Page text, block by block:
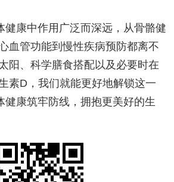
健康中作用广泛而深远，从骨骼健
血管功能到慢性疾病预防都离不
阳、科学膳食搭配以及必要时在
素D，我们就能更好地解锁这一
健康筑牢防线，拥抱更美好的生